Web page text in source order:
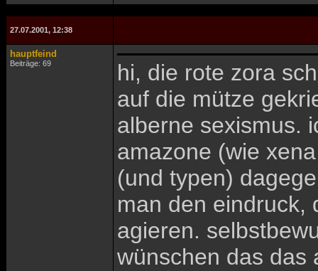
27.07.2001, 12:38
hauptfeind
Beiträge: 69
hi, die rote zora
auf die mütze
alberne sexismus.
amazone (wie
(und typen)
man den eindruck,
agieren.
wünschen das das